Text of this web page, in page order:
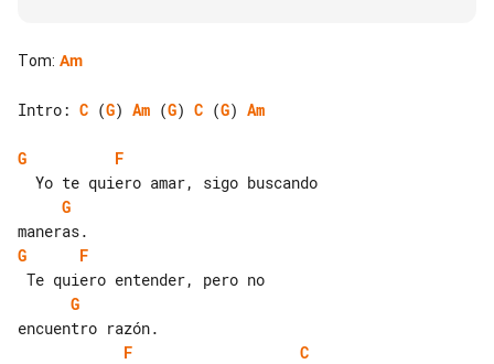
Tom: Am
Intro: C (G) Am (G) C (G) Am
G
F
G
G
F
G
F
C